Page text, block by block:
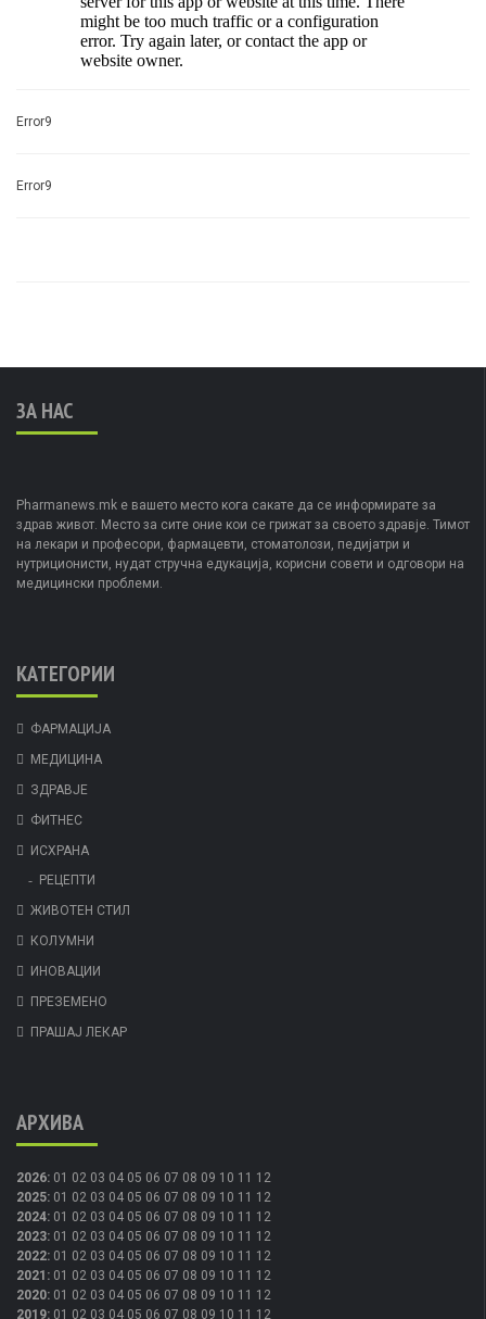
Error9
Error9
ЗА НАС
Pharmanews.mk е вашето место кога сакате да се информирате за
здрав живот. Место за сите оние кои се грижат за своето здравје. Тимот
на лекари и професори, фармацевти, стоматолози, педијатри и
нутриционисти, нудат стручна едукација, корисни совети и одговори на
медицински проблеми.
КАТЕГОРИИ
ФАРМАЦИЈА
МЕДИЦИНА
ЗДРАВЈЕ
ФИТНЕС
ИСХРАНА
РЕЦЕПТИ
ЖИВОТЕН СТИЛ
КОЛУМНИ
ИНОВАЦИИ
ПРЕЗЕМЕНО
ПРАШАЈ ЛЕКАР
АРХИВА
2026: 01 02 03 04 05 06 07 08 09 10 11 12
2025: 01 02 03 04 05 06 07 08 09 10 11 12
2024: 01 02 03 04 05 06 07 08 09 10 11 12
2023: 01 02 03 04 05 06 07 08 09 10 11 12
2022: 01 02 03 04 05 06 07 08 09 10 11 12
2021 : 01 02 03 04 05 06 07 08 09 10 11 12
2020: 01 02 03 04 05 06 07 08 09 10 11 12
2019: 01 02 03 04 05 06 07 08 09 10 11 12